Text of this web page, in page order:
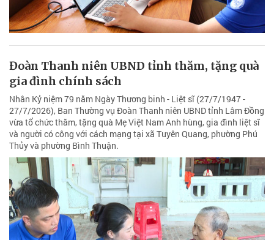
Đoàn Thanh niên UBND tỉnh thăm, tặng quà
gia đình chính sách
Nhân Kỷ niệm 79 năm Ngày Thương binh - Liệt sĩ (27/7/1947 -
27/7/2026), Ban Thường vụ Đoàn Thanh niên UBND tỉnh Lâm Đồng
vừa tổ chức thăm, tặng quà Mẹ Việt Nam Anh hùng, gia đình liệt sĩ
và người có công với cách mạng tại xã Tuyên Quang, phường Phú
Thủy và phường Bình Thuận.